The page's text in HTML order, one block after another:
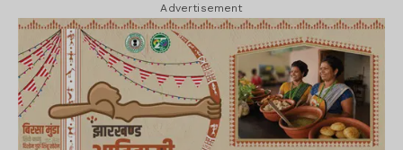
Advertisement